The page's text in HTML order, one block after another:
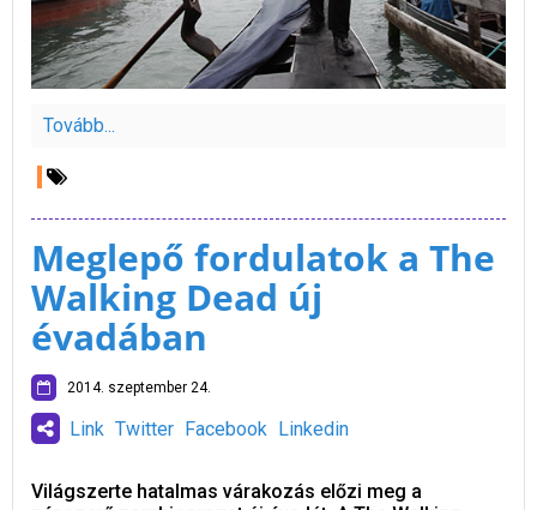
Tovább...
Meglepő fordulatok a The
Walking Dead új
évadában
2014. szeptember 24.
Link Twitter Facebook Linkedin
Világszerte hatalmas várakozás előzi meg a